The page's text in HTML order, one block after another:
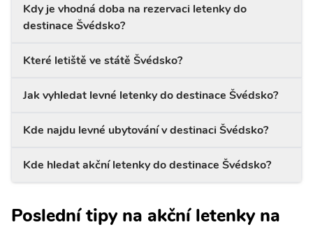
Kdy je vhodná doba na rezervaci letenky do
destinace Švédsko?
Které letiště ve státě Švédsko?
Jak vyhledat levné letenky do destinace Švédsko?
Kde najdu levné ubytování v destinaci Švédsko?
Kde hledat akční letenky do destinace Švédsko?
Poslední tipy na akční letenky na